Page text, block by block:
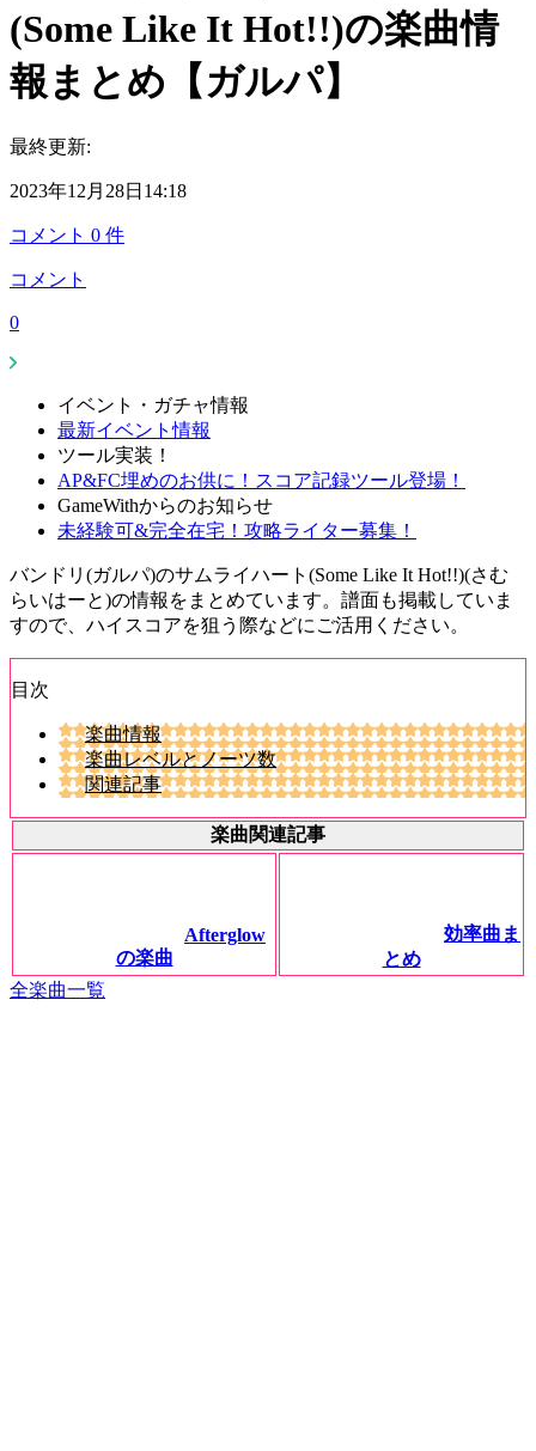
(Some Like It Hot!!)の楽曲情
報まとめ【ガルパ】
最終更新:
2023年12月28日14:18
コメント 0 件
コメント
0
イベント・ガチャ情報
最新イベント情報
ツール実装！
AP&FC埋めのお供に！スコア記録ツール登場！
GameWithからのお知らせ
未経験可&完全在宅！攻略ライター募集！
バンドリ(ガルパ)のサムライハート(Some Like It Hot!!)(さむ
らいはーと)の情報をまとめています。譜面も掲載していま
すので、ハイスコアを狙う際などにご活用ください。
目次
楽曲情報
楽曲レベルとノーツ数
関連記事
楽曲関連記事
Afterglow
の楽曲
効率曲ま
とめ
全楽曲一覧